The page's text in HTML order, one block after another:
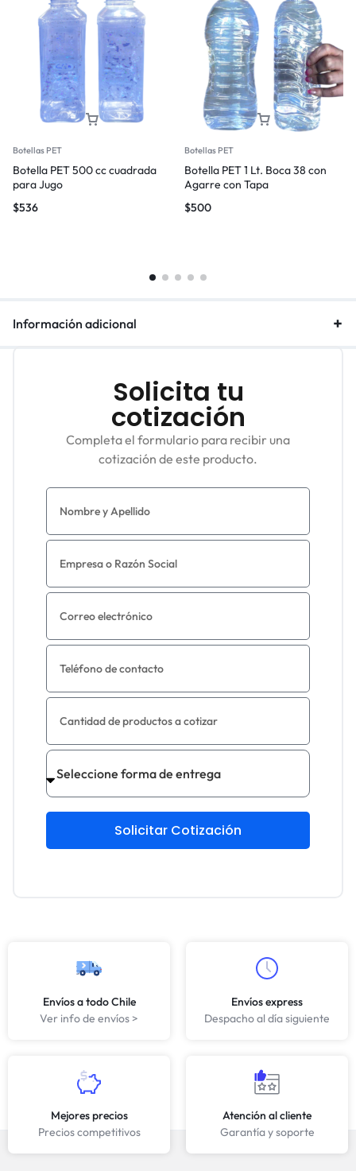
Botellas PET
Botella PET 500 cc cuadrada
para Jugo
$536
Botellas PET
Botella PET 1 Lt. Boca 38 con
Agarre con Tapa
$500
Información adicional
Solicita tu
cotización
Completa el formulario para recibir una
cotización de este producto.
Solicitar Cotización
Envíos a todo Chile
Ver info de envíos >
Envíos express
Despacho al día siguiente
Mejores precios
Precios competitivos
Atención al cliente
Garantía y soporte